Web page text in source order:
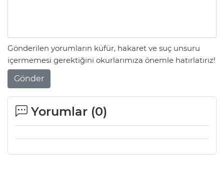
Gönderilen yorumların küfür, hakaret ve suç unsuru
içermemesi gerektiğini okurlarımıza önemle hatırlatırız!
Gönder
Yorumlar (0)